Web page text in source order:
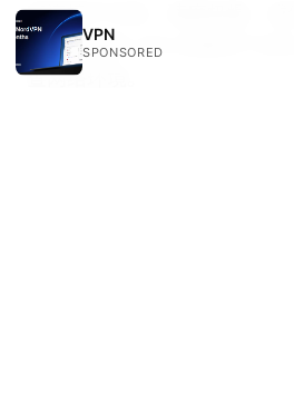
若连接不可用、速度极慢、或
求在不使用 VPN 的情况下访
查网络环境。
VPN
SPONSORED